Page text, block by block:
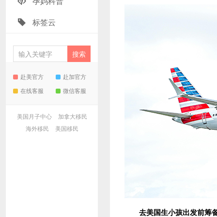
标签云
赴美官方
赴加官方
在线客服
微信客服
美国月子中心
加拿大移民
海外移民
美国移民
去美国生小孩出发前筹